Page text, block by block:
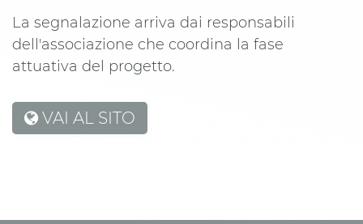
La segnalazione arriva dai responsabili
dell'associazione che coordina la fase
attuativa del progetto.
VAI AL SITO